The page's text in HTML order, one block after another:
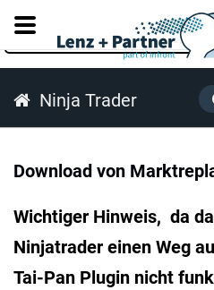
Ninja Trader
Download von
Wichtiger Hinweis, da
Ninjatrader einen Weg
Tai-Pan Plugin nicht